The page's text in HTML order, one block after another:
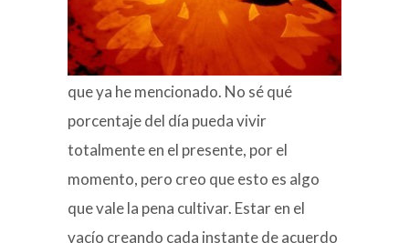
que ya he mencionado. No sé qué
porcentaje del día pueda vivir
totalmente en el presente, por el
momento, pero creo que esto es algo
que vale la pena cultivar. Estar en el
vacío creando cada instante de acuerdo